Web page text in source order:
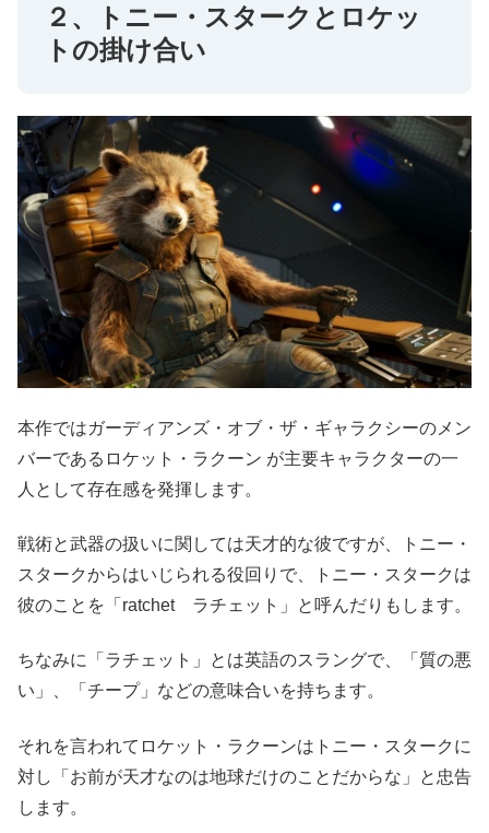
２、トニー・スタークとロケッ
トの掛け合い
本作ではガーディアンズ・オブ・ザ・ギャラクシーのメン
バーであるロケット・ラクーン が主要キャラクターの一
人として存在感を発揮します。
戦術と武器の扱いに関しては天才的な彼ですが、トニー・
スタークからはいじられる役回りで、トニー・スタークは
彼のことを「ratchet ラチェット」と呼んだりもします。
ちなみに「ラチェット」とは英語のスラングで、「質の悪
い」、「チープ」などの意味合いを持ちます。
それを言われてロケット・ラクーンはトニー・スタークに
対し「お前が天才なのは地球だけのことだからな」と忠告
します。